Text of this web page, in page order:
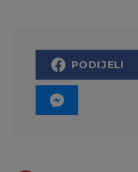
PODIJELI